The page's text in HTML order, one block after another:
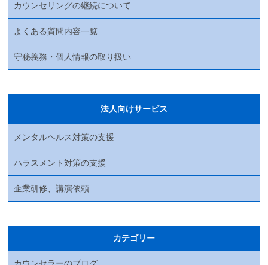
カウンセリングの継続について
よくある質問内容一覧
守秘義務・個人情報の取り扱い
法人向けサービス
メンタルヘルス対策の支援
ハラスメント対策の支援
企業研修、講演依頼
カテゴリー